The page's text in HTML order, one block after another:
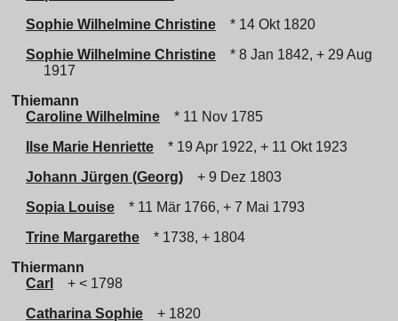
Sophie Wilhelmine Christine
* 14 Okt 1820
Sophie Wilhelmine Christine
* 8 Jan 1842, + 29 Aug
1917
Thiemann
Caroline Wilhelmine
* 11 Nov 1785
Ilse Marie Henriette
* 19 Apr 1922, + 11 Okt 1923
Johann Jürgen (Georg)
+ 9 Dez 1803
Sopia Louise
* 11 Mär 1766, + 7 Mai 1793
Trine Margarethe
* 1738, + 1804
Thiermann
Carl
+ < 1798
Catharina Sophie
+ 1820